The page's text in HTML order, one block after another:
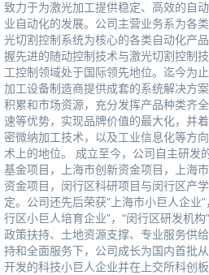
致力于为激光加工提供稳定、高效的自
业自动化的发展。公司主营业务系为各
光切割控制系统为核心的各类自动化产
握先进的随动控制技术与激光切割控制
工控制领域处于国际领先地位。迄今为
加工设备制造商提供成套的系统解决方
积累和市场资源，充分发挥产品种类齐
速等优势，实现品牌价值的最大化，并
密微纳加工技术，以及工业信息化等方
术上的地位。成立至今，公司自主研发
基金项目，上海市创新资金项目，上海
资金项目，闵行区科研项目与闵行区产
定。公司还先后荣获“上海市小巨人企业
行区小巨人培育企业”，“闵行区研发机
政策扶持、土地资源支撑、专业服务供
持和全面服务下，公司成长为国内首批
开发的科技小巨人企业并在上交所科创板